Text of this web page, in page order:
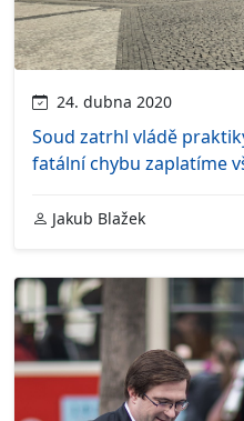
24. dubna 2020
Soud zatrhl vládě
fatální chybu zaplatíme
Jakub Blažek